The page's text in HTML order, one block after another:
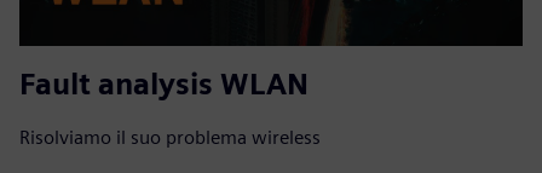
Fault analysis WLAN
Risolviamo il suo problema wireless